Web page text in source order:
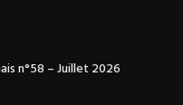
n°58 – Juillet 2026